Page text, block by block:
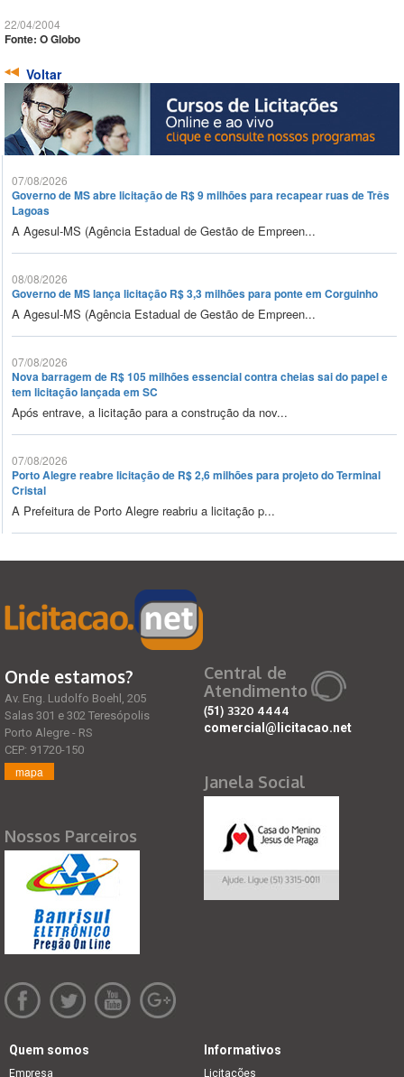
22/04/2004
Fonte: O Globo
Voltar
07/08/2026
Governo de MS abre licitação de R$ 9 milhões para recapear ruas de Três
Lagoas
A Agesul-MS (Agência Estadual de Gestão de Empreen...
08/08/2026
Governo de MS lança licitação R$ 3,3 milhões para ponte em Corguinho
A Agesul-MS (Agência Estadual de Gestão de Empreen...
07/08/2026
Nova barragem de R$ 105 milhões essencial contra cheias sai do papel e
tem licitação lançada em SC
Após entrave, a licitação para a construção da nov...
07/08/2026
Porto Alegre reabre licitação de R$ 2,6 milhões para projeto do Terminal
Cristal
A Prefeitura de Porto Alegre reabriu a licitação p...
Onde estamos?
Av. Eng. Ludolfo Boehl, 205
Salas 301 e 302 Teresópolis
Porto Alegre - RS
CEP: 91720-150
mapa
Nossos Parceiros
Central de
Atendimento
(51) 3320 4444
comercial@licitacao.net
Janela Social
Quem somos
Empresa
Informativos
Licitações